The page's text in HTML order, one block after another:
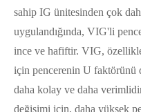
sahip IG ünitesinden çok
uygulandığında, VIG'li
ince ve hafiftir. VIG,
için pencerenin U faktörünü
daha kolay ve daha
değişimi için, daha yüksek